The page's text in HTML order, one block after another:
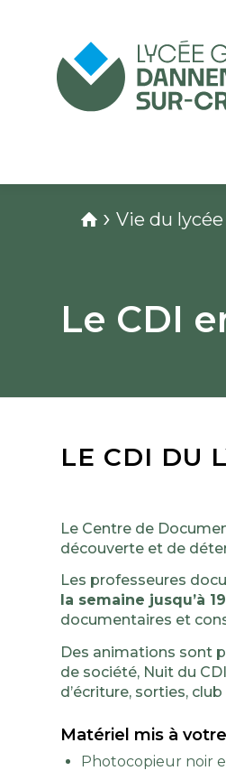
› Vie du lycée
Le CDI
LE CDI DU
Le Centre de
découverte et de
Les professeures
la semaine jusqu’à
documentaires et
Des animations sont
de société, Nuit du
d’écriture, sorties,
Matériel mis à
Photocopieur noir